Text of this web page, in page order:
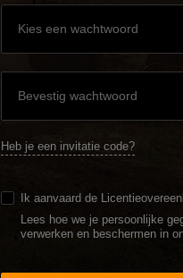
Heb je een invitatie code?
Ik aanvaard de
Lees hoe we je persoonlijke
verwerken en beschermen in